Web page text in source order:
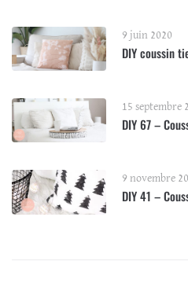
9 juin 2020
DIY coussin
15 septembre
DIY 67 –
9 novembre
DIY 41 –